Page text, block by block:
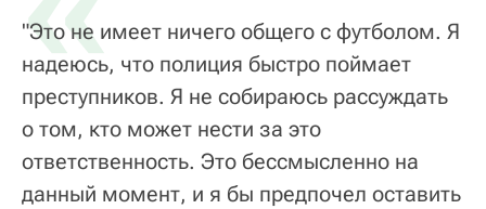
"Это не имеет ничего общего с футболом. Я
надеюсь, что полиция быстро поймает
преступников. Я не собираюсь рассуждать
о том, кто может нести за это
ответственность. Это бессмысленно на
данный момент, и я бы предпочел оставить